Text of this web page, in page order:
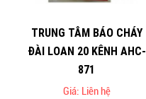
TRUNG TÂM BÁO CHÁY
ĐÀI LOAN 20 KÊNH AHC-
871
Giá: Liên hệ